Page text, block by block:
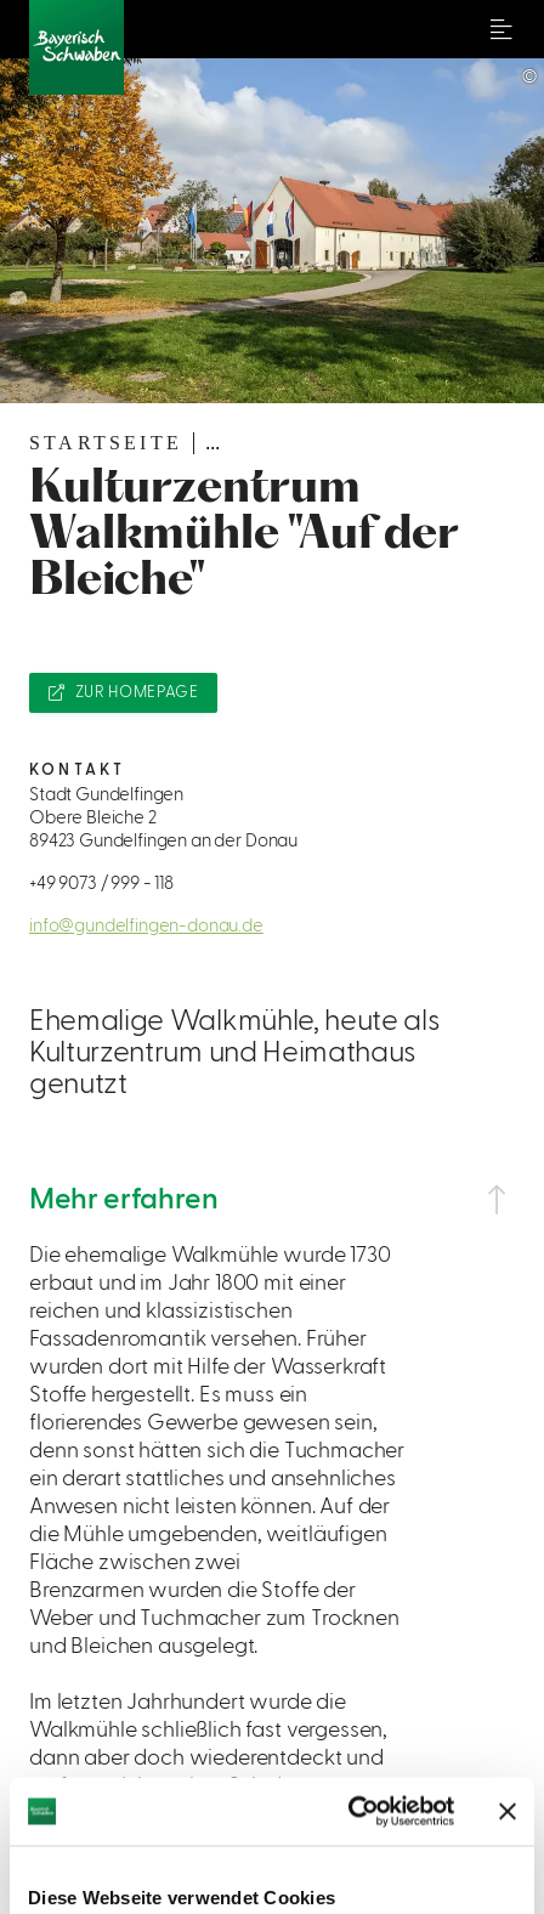
Diese Webseite verwendet Cookies
Menu
STARTSEITE ...
Kulturzentrum
Walkmühle "Auf der
Bleiche"
©
Ehemalige Walkmühle, heute als
Kulturzentrum und Heimathaus
genutzt
Mehr erfahren
Die ehemalige Walkmühle wurde 1730
erbaut und im Jahr 1800 mit einer
reichen und klassizistischen
Fassadenromantik versehen. Früher
wurden dort mit Hilfe der Wasserkraft
Stoffe hergestellt. Es muss ein
florierendes Gewerbe gewesen sein,
denn sonst hätten sich die Tuchmacher
ein derart stattliches und ansehnliches
Anwesen nicht leisten können. Auf der
die Mühle umgebenden, weitläufigen
Fläche zwischen zwei
Brenzarmen wurden die Stoffe der
Weber und Tuchmacher zum Trocknen
und Bleichen ausgelegt.
Im letzten Jahrhundert wurde die
Walkmühle schließlich fast vergessen,
dann aber doch wiederentdeckt und
Fertigstellung im Mai 1994 werden die
Vorträge, Kurse und sonstige kulturelle
ZUR HOMEPAGE
KONTAKT
Stadt Gundelfingen
Obere Bleiche 2
89423 Gundelfingen an der Donau
+49 9073 / 999 - 118
info@gundelfingen-donau.de